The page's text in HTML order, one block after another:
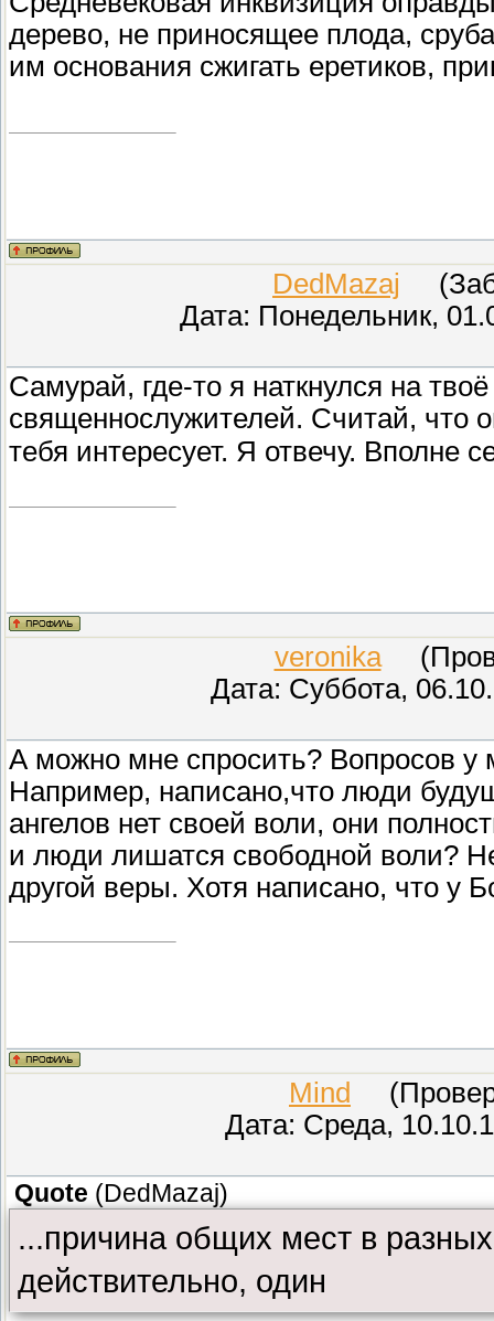
дерево, не приносящее плода,
им основания сжигать еретиков,
DedMazaj
Дата: Понедельник,
Самурай, где-то я наткнулся на
священнослужителей. Считай, что
тебя интересует. Я отвечу. Вполне
veronika
Дата: Суббота,
А можно мне спросить? Вопросов
Например, написано,что люди
ангелов нет своей воли, они
и люди лишатся свободной воли?
другой веры. Хотя написано, что у
Mind
Дата: Среда,
Quote (DedMazaj)
...причина общих мест в
действительно, один